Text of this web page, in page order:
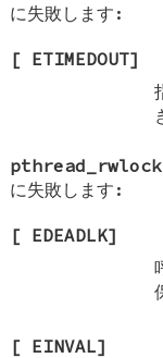
に失敗します:
[ ETIMEDOUT]
に失敗します:
[ EDEADLK]
[ EINVAL]